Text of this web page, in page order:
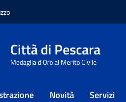
Città di Pescara
Medaglia d'Oro al Merito Civile
Novità Servizi
/ Avvisi
PUBBLICO PER L’INDIVIDUAZIONE